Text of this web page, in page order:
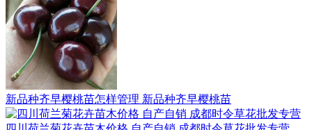
新品种齐早樱桃苗怎样管理 新品种齐早樱桃苗